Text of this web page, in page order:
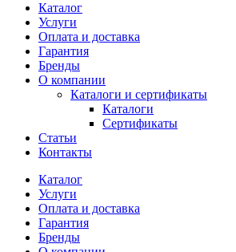
Каталог
Услуги
Оплата и доставка
Гарантия
Бренды
О компании
Каталоги и сертификаты
Каталоги
Сертификаты
Статьи
Контакты
Каталог
Услуги
Оплата и доставка
Гарантия
Бренды